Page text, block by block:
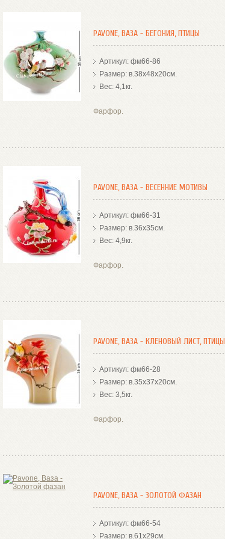
PAVONE, ВАЗА - БЕГОНИЯ, ПТИЦЫ
Артикул: фм66-86
Размер: в.38х48х20см.
Вес: 4,1кг.
Фарфор.
PAVONE, ВАЗА - ВЕСЕННИЕ МОТИВЫ
Артикул: фм66-31
Размер: в.36х35см.
Вес: 4,9кг.
Фарфор.
PAVONE, ВАЗА - КЛЕНОВЫЙ ЛИСТ, ПТИЦЫ
Артикул: фм66-28
Размер: в.35х37х20см.
Вес: 3,5кг.
Фарфор.
PAVONE, ВАЗА - ЗОЛОТОЙ ФАЗАН
Артикул: фм66-54
Размер: в.61х29см.